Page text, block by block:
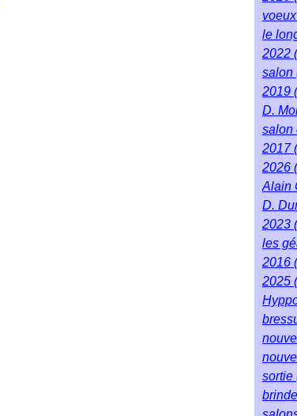
voeux
le
2022
salon
2019
D.
salon
2017
2026
Alain
D.
2023
les
2016
2025
sortie